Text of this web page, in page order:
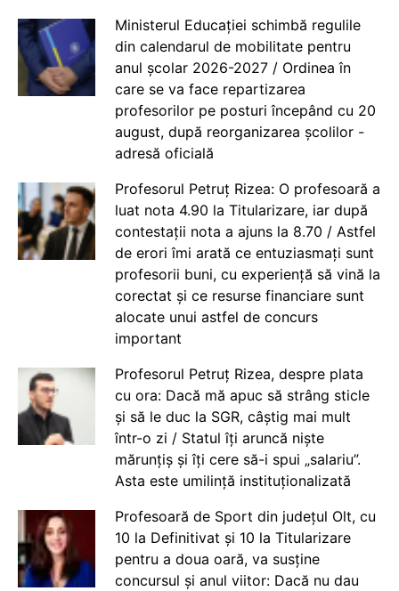
Ministerul Educației schimbă regulile
din calendarul de mobilitate pentru
anul școlar 2026-2027 / Ordinea în
care se va face repartizarea
profesorilor pe posturi începând cu 20
august, după reorganizarea școlilor -
adresă oficială
Profesorul Petruț Rizea: O profesoară a
luat nota 4.90 la Titularizare, iar după
contestații nota a ajuns la 8.70 / Astfel
de erori îmi arată ce entuziasmați sunt
profesorii buni, cu experiență să vină la
corectat și ce resurse financiare sunt
alocate unui astfel de concurs
important
Profesorul Petruț Rizea, despre plata
cu ora: Dacă mă apuc să strâng sticle
și să le duc la SGR, câștig mai mult
într-o zi / Statul îți aruncă niște
mărunțiș și îți cere să-i spui „salariu”.
Asta este umilință instituționalizată
Profesoară de Sport din județul Olt, cu
10 la Definitivat și 10 la Titularizare
pentru a doua oară, va susține
concursul și anul viitor: Dacă nu dau